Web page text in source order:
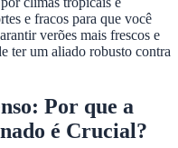
e fracos para que você
verões mais frescos e
ter um aliado robusto contra
Por que a
é Crucial?